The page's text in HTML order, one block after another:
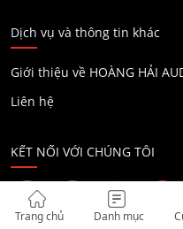
Dịch vụ và thông tin khác
Giới thiệu về HOÀNG HẢI
Liên hệ
KẾT NỐI VỚI CHÚNG TÔI
Trang chủ Danh mục